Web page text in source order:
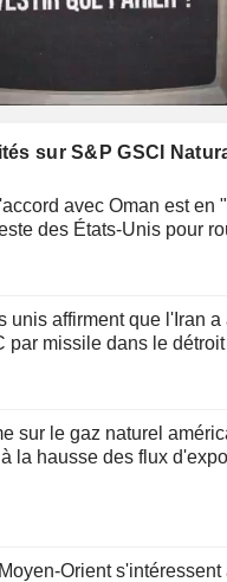
sur S&P GSCI
avec Oman est en
des États-Unis pour
unis affirment que l'Iran a
par missile dans le
sur le gaz naturel
la hausse des flux
Orient s'intéressent